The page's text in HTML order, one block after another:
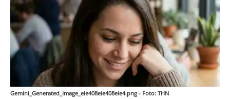
Gemini_Generated_Image_eie408eie408eie4.png - Foto: THN